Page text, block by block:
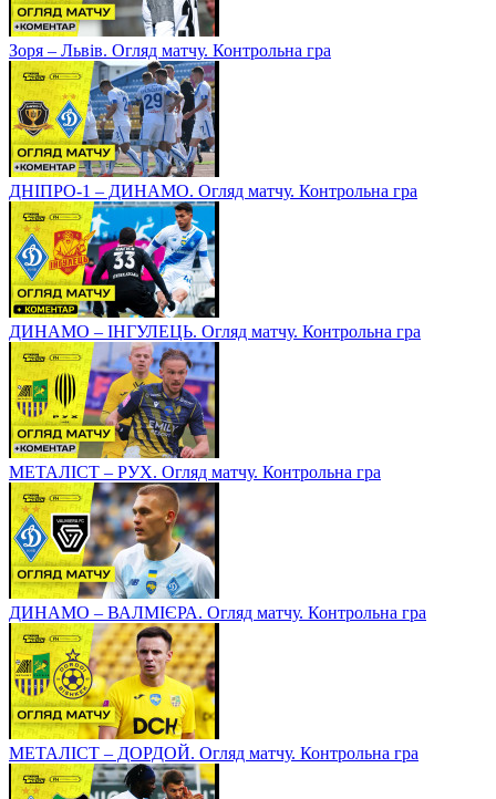
Зоря – Львів. Огляд матчу. Контрольна гра
ДНІПРО-1 – ДИНАМО. Огляд матчу. Контрольна гра
ДИНАМО – ІНГУЛЕЦЬ. Огляд матчу. Контрольна гра
МЕТАЛІСТ – РУХ. Огляд матчу. Контрольна гра
ДИНАМО – ВАЛМІЄРА. Огляд матчу. Контрольна гра
МЕТАЛІСТ – ДОРДОЙ. Огляд матчу. Контрольна гра